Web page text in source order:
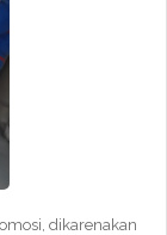
dikarenakan